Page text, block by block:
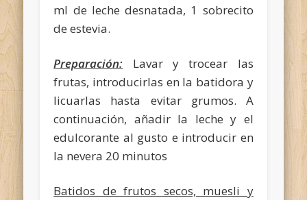
ml de leche desnatada, 1 sobrecito
de estevia.
Preparación: Lavar y trocear las
frutas, introducirlas en la batidora y
licuarlas hasta evitar grumos. A
continuación, añadir la leche y el
edulcorante al gusto e introducir en
la nevera 20 minutos
Batidos de frutos secos, muesli y